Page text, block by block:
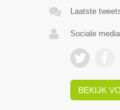
Laatste
Sociale
BEKIJK